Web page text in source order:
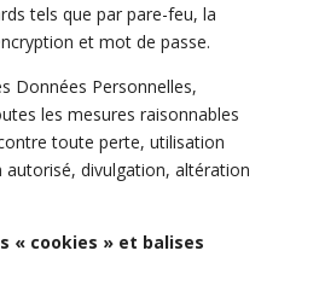
tels que par pare-feu, la
et mot de passe.
Données Personnelles,
les mesures raisonnables
toute perte, utilisation
autorisé, divulgation, altération
« cookies » et balises